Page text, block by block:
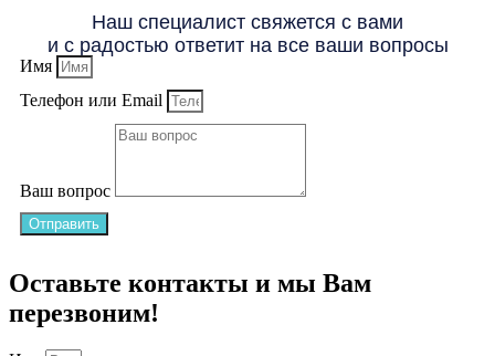
Наш специалист свяжется с вами
и с радостью ответит на все ваши вопросы
Имя
Телефон или Email
Ваш вопрос
Отправить
Оставьте контакты и мы Вам
перезвоним!